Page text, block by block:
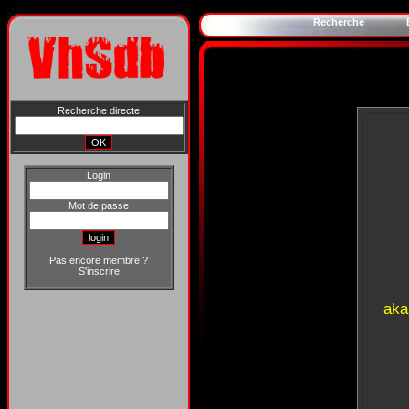
Recherche directe
Login
Mot de passe
Pas encore membre ?
S'inscrire
Recherche